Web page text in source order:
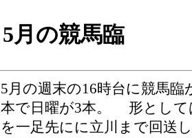
5月の競馬臨
5月の週末の16時台に競馬
本で日曜が3本。 形として
を一足先にに立川まで回送